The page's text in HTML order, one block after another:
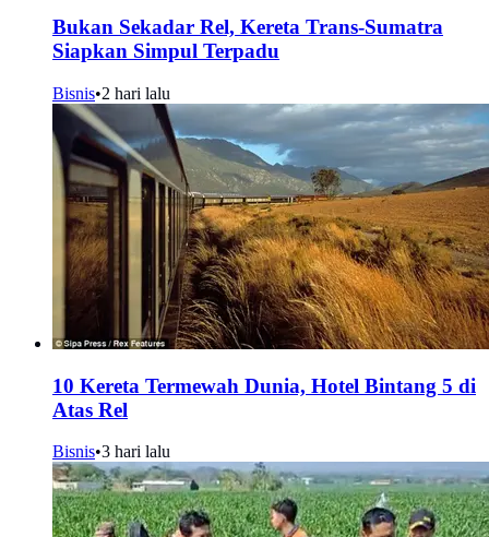
Bukan Sekadar Rel, Kereta Trans-Sumatra
Siapkan Simpul Terpadu
Bisnis•2 hari lalu
10 Kereta Termewah Dunia, Hotel Bintang 5 di
Atas Rel
Bisnis•3 hari lalu